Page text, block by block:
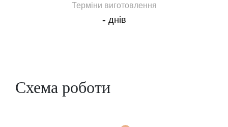
Терміни виготовлення
- днів
Схема роботи